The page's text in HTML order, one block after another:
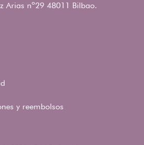
Arias nº29 48011 Bilbao.
y reembolsos